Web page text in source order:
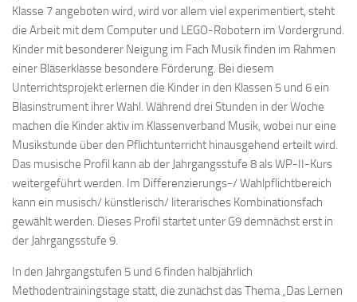
Klasse 7 angeboten wird, wird vor allem viel experimentiert, steht
die Arbeit mit dem Computer und LEGO-Robotern im Vordergrund.
Kinder mit besonderer Neigung im Fach Musik finden im Rahmen
einer Bläserklasse besondere Förderung. Bei diesem
Unterrichtsprojekt erlernen die Kinder in den Klassen 5 und 6 ein
Blasinstrument ihrer Wahl. Während drei Stunden in der Woche
machen die Kinder aktiv im Klassenverband Musik, wobei nur eine
Musikstunde über den Pflichtunterricht hinausgehend erteilt wird.
Das musische Profil kann ab der Jahrgangsstufe 8 als WP-II-Kurs
weitergeführt werden. Im Differenzierungs-/ Wahlpflichtbereich
kann ein musisch/ künstlerisch/ literarisches Kombinationsfach
gewählt werden. Dieses Profil startet unter G9 demnächst erst in
der Jahrgangsstufe 9.
In den Jahrgangstufen 5 und 6 finden halbjährlich
Methodentrainingstage statt, die zunächst das Thema „Das Lernen